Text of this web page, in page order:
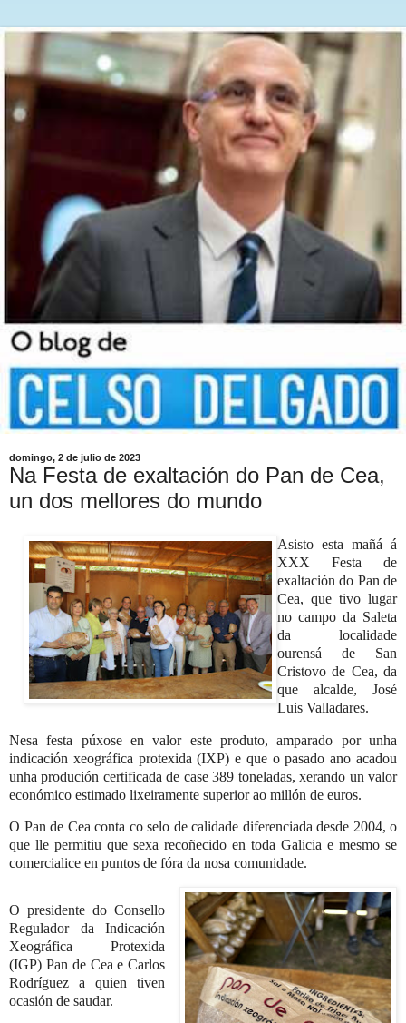
domingo, 2 de julio de 2023
Na Festa de exaltación do Pan de Cea,
un dos mellores do mundo
Asisto esta mañá á
XXX Festa de
exaltación do Pan de
Cea, que tivo lugar
no campo da Saleta
da localidade
ourensá de San
Cristovo de Cea, da
que alcalde, José
Luis Valladares.
Nesa festa púxose en valor este produto, amparado por unha
indicación xeográfica protexida (IXP) e que o pasado ano acadou
unha produción certificada de case 389 toneladas, xerando un valor
económico estimado lixeiramente superior ao millón de euros.
O Pan de Cea conta co selo de calidade diferenciada desde 2004, o
que lle permitiu que sexa recoñecido en toda Galicia e mesmo se
comercialice en puntos de fóra da nosa comunidade.
O presidente do Consello
Regulador da Indicación
Xeográfica Protexida
(IGP) Pan de Cea e Carlos
Rodríguez a quien tiven
ocasión de saudar.